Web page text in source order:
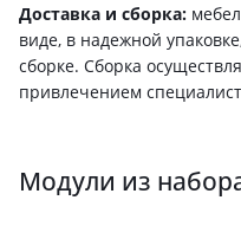
Доставка и сборка:
виде, в надежной
сборке. Сборка
привлечением
Модули из